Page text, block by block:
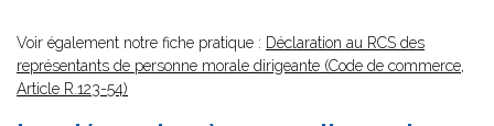
Voir également notre fiche pratique : Déclaration au RCS des
représentants de personne morale dirigeante (Code de commerce,
Article R.123-54)